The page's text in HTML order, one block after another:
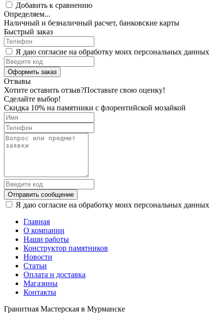
Добавить к сравнению
Определяем...
Наличный и безналичный расчет, банковские карты
Быстрый заказ
Я даю согласие на обработку моих персональных данных
Оформить заказ
Отзывы
Хотите оставить отзыв?Поставьте свою оценку!
Сделайте выбор!
Скидка 10% на памятники с флорентийской мозайкой
Отправить сообщение
Я даю согласие на обработку моих персональных данных
Главная
О компании
Наши работы
Конструктор памятников
Новости
Статьи
Оплата и доставка
Магазины
Контакты
Гранитная Мастерская в Мурманске